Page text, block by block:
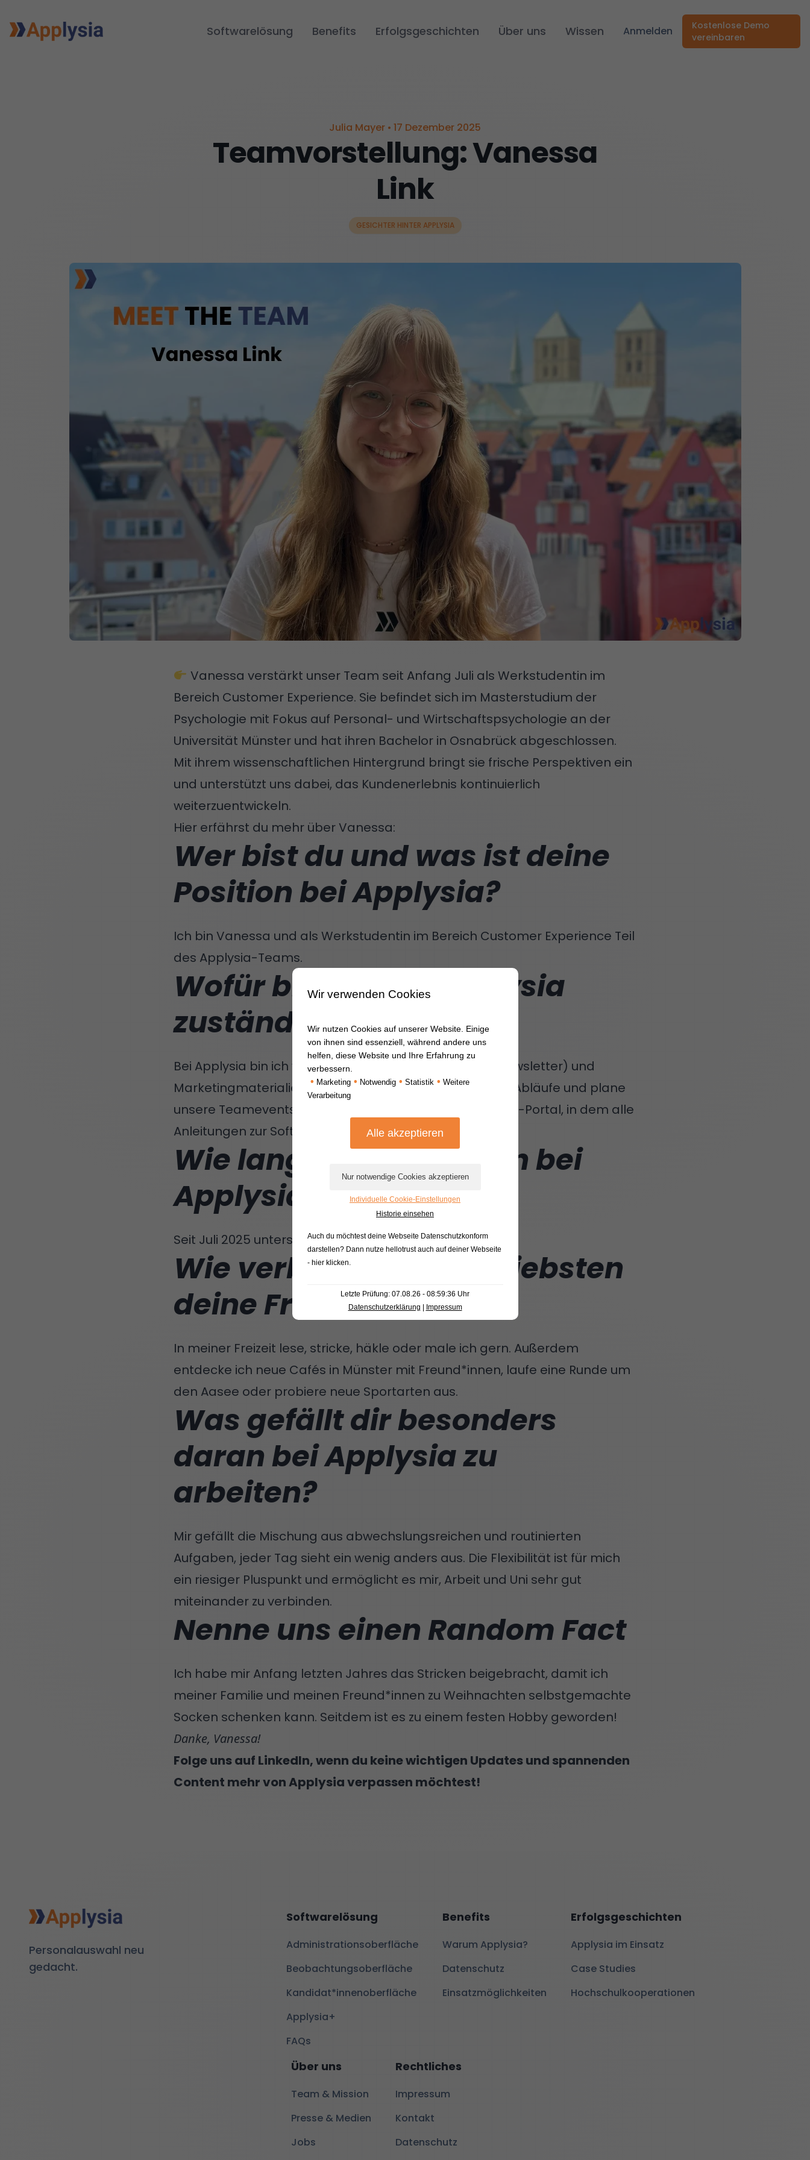
Softwarelösung Benefits Erfolgsgeschichten Über uns Wissen Anmelden
Kostenlose Demo
vereinbaren
Julia Mayer • 17 Dezember 2025
Teamvorstellung: Vanessa
Link
GESICHTER HINTER APPLYSIA
Vanessa verstärkt unser Team seit Anfang Juli als Werkstudentin im
Bereich Customer Experience. Sie befindet sich im Masterstudium der
Psychologie mit Fokus auf Personal- und Wirtschaftspsychologie an der
Universität Münster und hat ihren Bachelor in Osnabrück abgeschlossen.
Mit ihrem wissenschaftlichen Hintergrund bringt sie frische Perspektiven ein
und unterstützt uns dabei, das Kundenerlebnis kontinuierlich
weiterzuentwickeln.
Hier erfährst du mehr über Vanessa:
Wer bist du und was ist deine
Position bei Applysia?
Ich bin Vanessa und als Werkstudentin im Bereich Customer Experience Teil
des Applysia-Teams.
Wofür bist du bei Applysia
zuständig?
Bei Applysia bin ich verantwortlich für unsere Insider (Newsletter) und
Marketingmaterialien, analysiere und optimiere interne Abläufe und plane
unsere Teamevents. Außerdem pflege ich unser Support-Portal, in dem alle
Anleitungen zur Software zu finden sind.
Wie lange bist du schon bei
Applysia?
Seit Juli 2025 unterstütze ich das Team.
Wie verbringst du am liebsten
deine Freizeit?
In meiner Freizeit lese, stricke, häkle oder male ich gern. Außerdem
entdecke ich neue Cafés in Münster mit Freund*innen, laufe eine Runde um
den Aasee oder probiere neue Sportarten aus.
Was gefällt dir besonders
daran bei Applysia zu
arbeiten?
Mir gefällt die Mischung aus abwechslungsreichen und routinierten
Aufgaben, jeder Tag sieht ein wenig anders aus. Die Flexibilität ist für mich
ein riesiger Pluspunkt und ermöglicht es mir, Arbeit und Uni sehr gut
miteinander zu verbinden.
Nenne uns einen Random Fact
Ich habe mir Anfang letzten Jahres das Stricken beigebracht, damit ich
meiner Familie und meinen Freund*innen zu Weihnachten selbstgemachte
Socken schenken kann. Seitdem ist es zu einem festen Hobby geworden!
Danke, Vanessa!
Folge uns auf LinkedIn, wenn du keine wichtigen Updates und spannenden
Content mehr von Applysia verpassen möchtest!
Personalauswahl neu
gedacht.
Softwarelösung
Administrationsoberfläche
Beobachtungsoberfläche
Kandidat*innenoberfläche
Applysia+
FAQs
Benefits
Warum Applysia?
Datenschutz
Einsatzmöglichkeiten
Erfolgsgeschichten
Applysia im Einsatz
Case Studies
Hochschulkooperationen
Über uns
Team & Mission
Presse & Medien
Jobs
Rechtliches
Impressum
Kontakt
Datenschutz
Wir verwenden Cookies
Wir nutzen Cookies auf unserer Website. Einige
von ihnen sind essenziell, während andere uns
helfen, diese Website und Ihre Erfahrung zu
verbessern.
• Marketing • Notwendig • Statistik • Weitere
Verarbeitung
Individuelle Cookie-Einstellungen
Historie einsehen
Auch du möchtest deine Webseite Datenschutzkonform
darstellen? Dann nutze hellotrust auch auf deiner Webseite
- hier klicken.
Letzte Prüfung: 07.08.26 - 08:59:36 Uhr
Datenschutzerklärung
Impressum